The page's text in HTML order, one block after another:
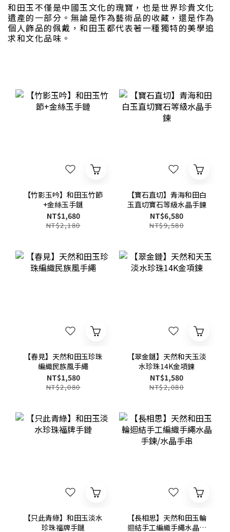
和田玉不僅是中國玉文化的瑰寶，也是世界珍貴文化
遺產的一部分。無論是作為藝術品的收藏，還是作為
個人飾品的佩戴，和田玉都代表著一種獨特的美學追
求和文化品味。
【竹影玉吟】和田玉竹節
+金絲玉手鏈
NT$1,680
NT$2,180
【寶石直切】青海和田白
玉直切寶石等級水晶手鍊
NT$6,580
NT$9,580
【春見】天然和田玉珍珠
編織民族風手繩
NT$1,580
NT$2,080
【翠金鏈】天然和天玉淡
水珍珠14K金項鍊
NT$1,580
NT$2,080
【只此青綠】和田玉淡水
珍珠福牌手鏈
【長相思】天然和田玉輪
迴結手工編織手繩水晶手